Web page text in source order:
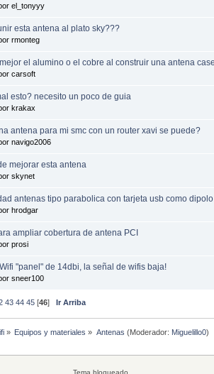
el_tonyyy
esta antena al plato sky???
rmonteg
el alumino o el cobre al construir una antena
carsoft
esto? necesito un poco de guia
krakax
antena para mi smc con un router xavi se puede?
navigo2006
mejorar esta antena
skynet
antenas tipo parabolica con tarjeta usb como dipolo
hrodgar
ampliar cobertura de antena PCI
prosi
"panel" de 14dbi, la señal de wifis baja!
sneer100
43 44 45 [46]Ir Arriba
» Equipos y materiales » Antenas (Moderador: Miguelillo0)
Tema bloqueado